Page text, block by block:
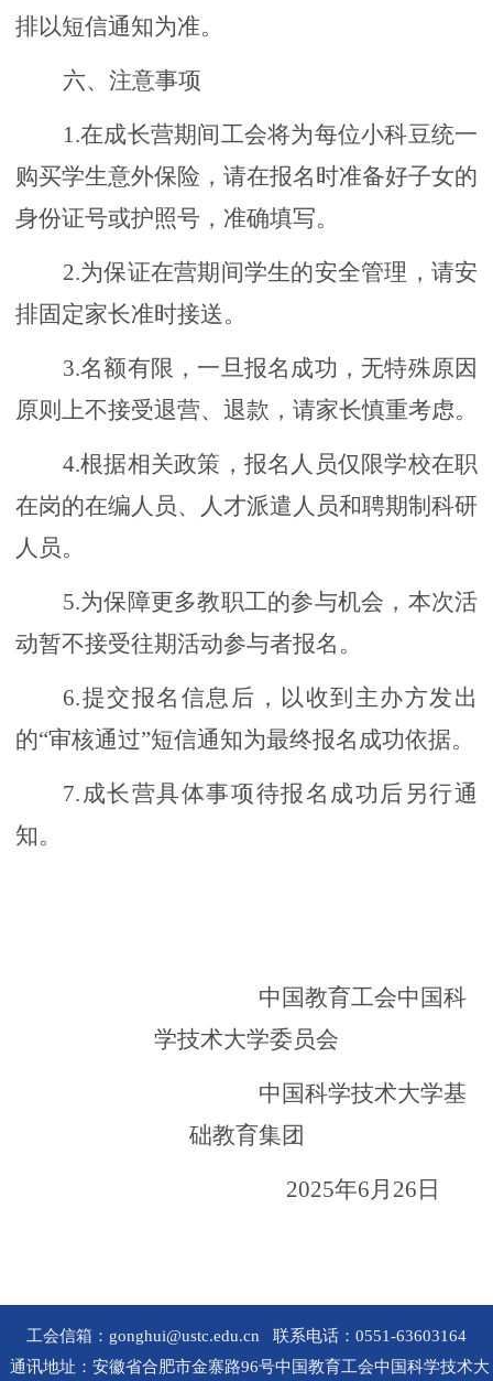
排以短信通知为准。
六、注意事项
1.在成长营期间工会将为每位小科豆统一
购买学生意外保险，请在报名时准备好子女的
身份证号或护照号，准确填写。
2.为保证在营期间学生的安全管理，请安
排固定家长准时接送。
3.名额有限，一旦报名成功，无特殊原因
原则上不接受退营、退款，请家长慎重考虑。
4.根据相关政策，报名人员仅限学校在职
在岗的在编人员、人才派遣人员和聘期制科研
人员。
5.为保障更多教职工的参与机会，本次活
动暂不接受往期活动参与者报名。
6.提交报名信息后，以收到主办方发出
的“审核通过”短信通知为最终报名成功依据。
7.成长营具体事项待报名成功后另行通
知。
中国教育工会中国科
学技术大学委员会
中国科学技术大学基
础教育集团
2025年6月26日
工会信箱：gonghui@ustc.edu.cn 联系电话：0551-63603164
通讯地址：安徽省合肥市金寨路96号中国教育工会中国科学技术大